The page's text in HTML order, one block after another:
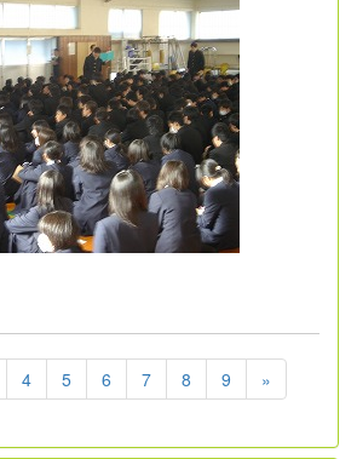
4 5 6 7 8 9 »